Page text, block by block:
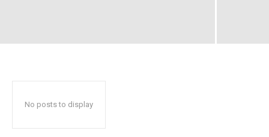
No posts to display